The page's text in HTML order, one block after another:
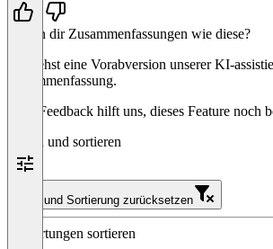
Helfen dir Zusammenfassungen wie diese?
Du siehst eine Vorabversion unserer KI-
Zusammenfassung.
Dein Feedback hilft uns, dieses Feature noch
Filtern und sortieren
Filter und Sortierung zurücksetzen
Bewertungen sortieren